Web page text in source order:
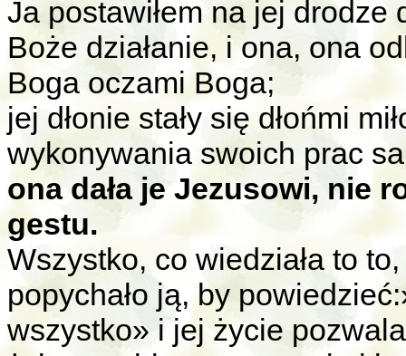
Ja postawiłem na jej drodze
Boże działanie, i ona, ona
Boga oczami Boga;
jej dłonie stały się dłońmi
wykonywania swoich prac
ona dała je Jezusowi, nie
gestu.
Wszystko, co wiedziała to
popychało ją, by
wszystko» i jej życie